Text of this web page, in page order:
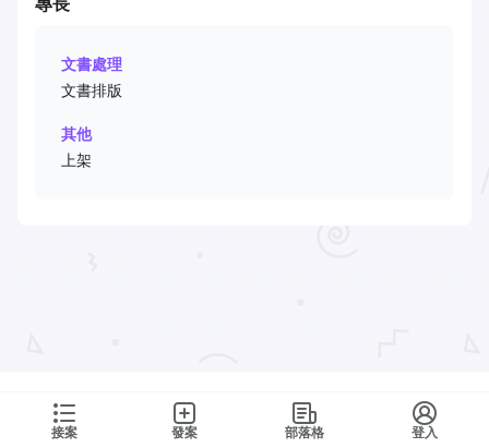
接案 發案 部落格 登入
文書處理
文書排版
其他
上架